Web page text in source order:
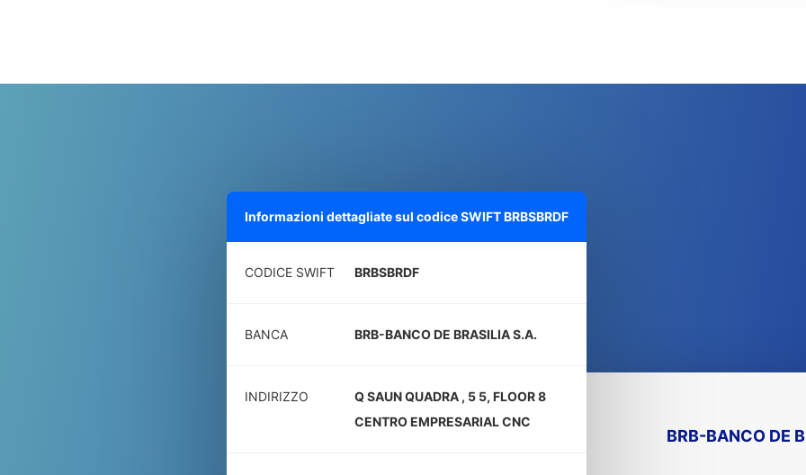
Informazioni dettagliate sul codice SWIFTBRBSBRDF
CODICE SWIFT BRBSBRDF
BANCA BRB-BANCO DE BRASILIA S.A.
INDIRIZZO
Q SAUN QUADRA , 5 5, FLOOR 8
CENTRO EMPRESARIAL CNC
BRB-BANCO DE